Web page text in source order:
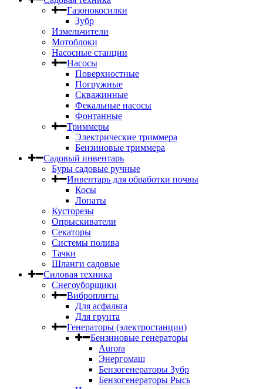
Газонокосилки
Зубр
Измельчители
Мотоблоки
Насосные станции
Насосы
Поверхностные
Погружные
Скважинные
Фекальные насосы
Фонтанные
Триммеры
Электрические триммера
Бензиновые триммера
Садовый инвентарь
Буры садовые ручные
Инвентарь для обработки почвы
Косы
Лопаты
Кусторезы
Опрыскиватели
Секаторы
Системы полива
Тачки
Шланги садовые
Силовая техника
Снегоуборщики
Виброплиты
Для асфальта
Для грунта
Генераторы (электростанции)
Бензиновые генераторы
Aurora
Энергомаш
Бензогенераторы Зубр
Бензогенераторы Рысь